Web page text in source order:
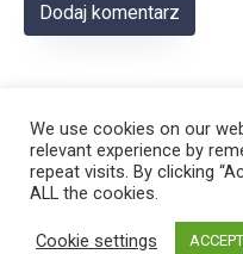
We use cookies on our
relevant experience by
repeat visits. By clicking
ALL the cookies.
Cookie settings ACCEPT